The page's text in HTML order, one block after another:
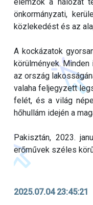
önkormányzati,
közlekedést és az
A kockázatok
körülmények.
az ország
valaha feljegyzett
felét, és a világ
hőhullám idején a
Pakisztán, 2023.
erőművek széles
2025.07.04 23:45:21